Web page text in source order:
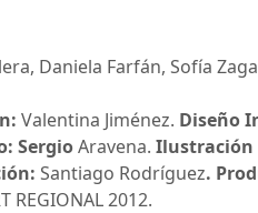
Daniela Farfán, Sofía
Valentina Jiménez. Diseño
SergioAravena. Ilustración
Santiago Rodríguez.
REGIONAL 2012.